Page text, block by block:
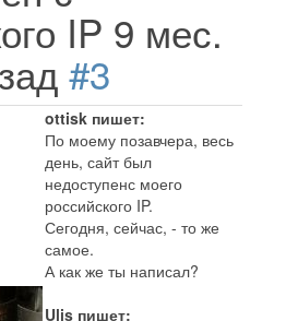
IP 9 мес.
#3
ottisk пишет:
По моему позавчера, весь
день, сайт был
недоступенс моего
российского IP.
Сегодня, сейчас, - то же
самое.
А как же ты написал?
Ulis пишет: